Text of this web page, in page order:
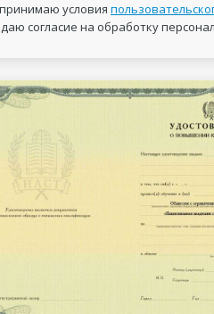
условия
согласие на обработку